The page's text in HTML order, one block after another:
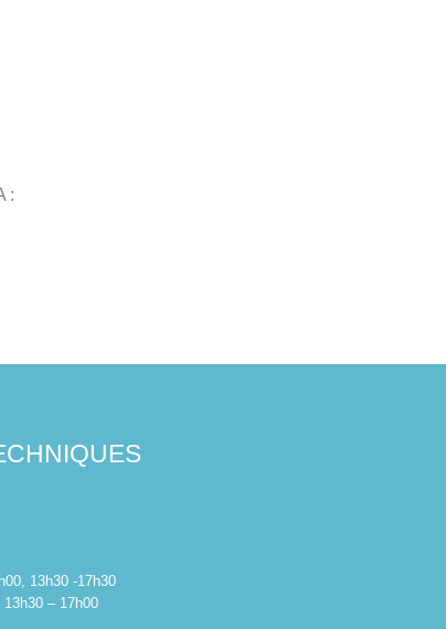
:
13h30 -17h30
– 17h00